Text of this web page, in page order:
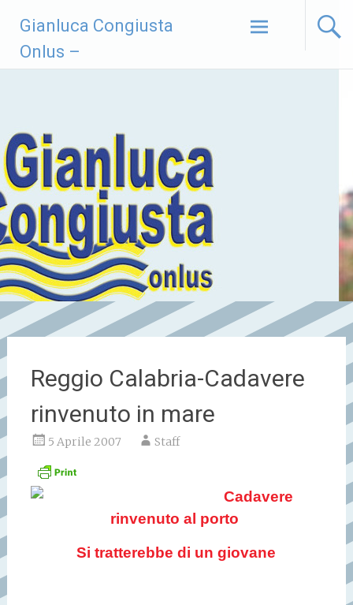
contenuto
Gianluca Congiusta
Onlus –
Reggio Calabria-Cadavere
rinvenuto in mare
5 Aprile 2007 Staff
Cadavere
rinvenuto al porto
Si tratterebbe di un giovane